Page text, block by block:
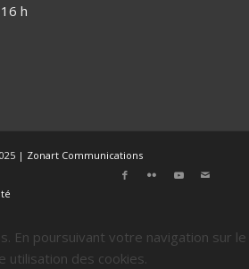
h
| Zonart Communications
En poursuivant votre navigation sur le
utilisation des cookies.